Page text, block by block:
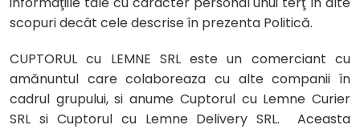
scopuri decât cele descrise în prezenta Politică.
CUPTORUL cu LEMNE SRL este un comerciant cu
amănuntul care colaboreaza cu alte companii în
cadrul grupului, si anume Cuptorul cu Lemne Curier
SRL si Cuptorul cu Lemne Delivery SRL. Aceasta